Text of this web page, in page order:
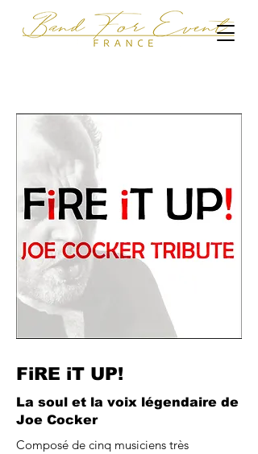
FiRE iT UP!
La soul et la voix légendaire de
Joe Cocker
Composé de cinq musiciens très